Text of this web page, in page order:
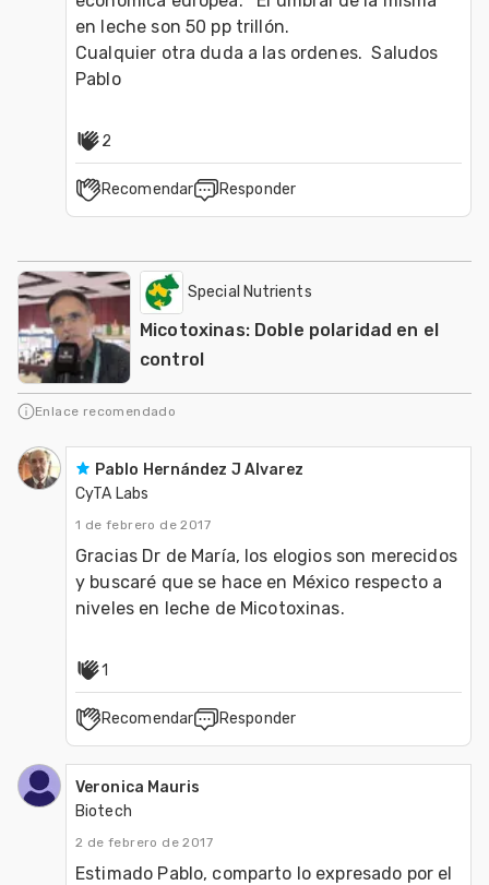
en leche son 50 pp trillón.
Cualquier otra duda a las ordenes.  Saludos
Pablo
2
Recomendar Responder
Special Nutrients
Micotoxinas: Doble polaridad en el
control
Enlace recomendado
Pablo Hernández J Alvarez
CyTA Labs
1 de febrero de 2017
Gracias Dr de María, los elogios son merecidos
y buscaré que se hace en México respecto a
niveles en leche de Micotoxinas.
1
Recomendar Responder
Veronica Mauris
Biotech
2 de febrero de 2017
Estimado Pablo, comparto lo expresado por el